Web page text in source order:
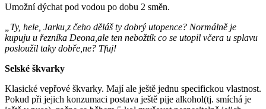
Umožní dýchat pod vodou po dobu 2 směn.
„Ty, hele, Jarku,z čeho děláš ty dobrý utopence? Normálně je
kupuju u řezníka Deona,ale ten nebožtík co se utopil včera u splavu
posloužil taky dobře,ne? Tfuj!
Selské škvarky
Klasické vepřové škvarky. Mají ale ještě jednu specifickou vlastnost.
Pokud při jejich konzumaci postava ještě pije alkohol(tj. smíchá je